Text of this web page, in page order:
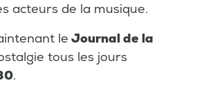
acteurs de la musique.
le Journal de la
tous les jours
.